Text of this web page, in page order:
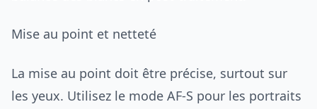
Mise au point et netteté
La mise au point doit être précise, surtout sur
les yeux. Utilisez le mode AF-S pour les portraits